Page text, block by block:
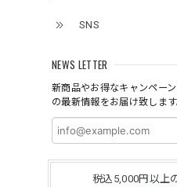
SNS
NEWS LETTER
新商品やお得なキャンペー
の最新情報をお届け致します
税込5,000円以上